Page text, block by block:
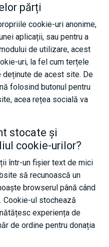
părți
cookie-uri anonime,
aplicații, sau pentru a
de utilizare, acest
uri, la fel cum terțele
de acest site. De
folosind butonul pentru
acea rețea socială va
stocate și
cookie-urilor?
într-un fișier text de mici
să recunoască un
browserul până când
Cookie-ul stochează
experiența de
de ordine pentru donația